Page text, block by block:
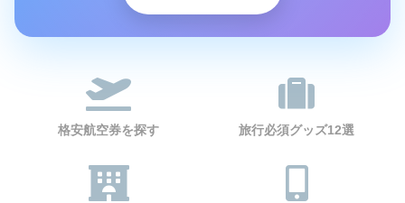
格安航空券を探す 旅行必須グッズ12選